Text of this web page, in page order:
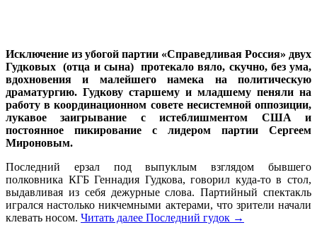
Исключение из убогой партии «Справедливая Россия» двух
Гудковых (отца и сына) протекало вяло, скучно, без ума,
вдохновения и малейшего намека на политическую
драматургию. Гудкову старшему и младшему пеняли на
работу в координационном совете несистемной оппозиции,
лукавое заигрывание с истеблишментом США и
постоянное пикирование с лидером партии Сергеем
Мироновым.
Последний ерзал под выпуклым взглядом бывшего
полковника КГБ Геннадия Гудкова, говорил куда-то в стол,
выдавливая из себя дежурные слова. Партийный спектакль
игрался настолько никчемными актерами, что зрители начали
клевать носом. Читать далее Последний гудок →